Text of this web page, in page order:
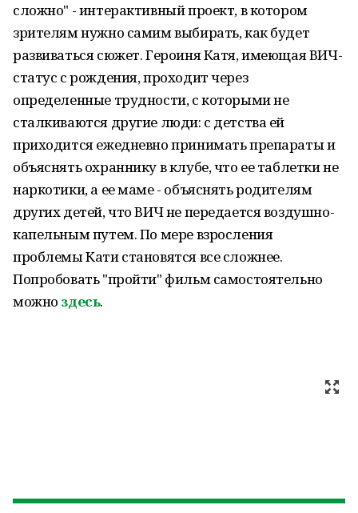
сложно" - интерактивный проект, в котором
зрителям нужно самим выбирать, как будет
развиваться сюжет. Героиня Катя, имеющая ВИЧ-
статус с рождения, проходит через
определенные трудности, с которыми не
сталкиваются другие люди: с детства ей
приходится ежедневно принимать препараты и
объяснять охраннику в клубе, что ее таблетки не
наркотики, а ее маме - объяснять родителям
других детей, что ВИЧ не передается воздушно-
капельным путем. По мере взросления
проблемы Кати становятся все сложнее.
Попробовать "пройти" фильм самостоятельно
можно здесь.